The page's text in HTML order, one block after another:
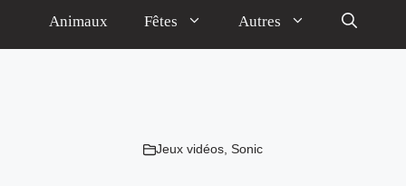
Animaux Fêtes Autres
Jeux vidéos, Sonic